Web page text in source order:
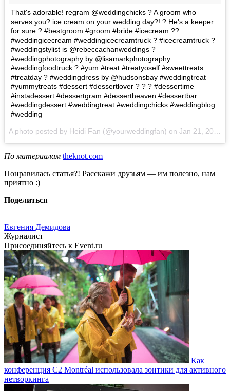
That's adorable! regram @weddingchicks ? A groom who
serves you? ice cream on your wedding day?! ? He's a keeper
for sure ? #bestgroom #groom #bride #icecream ??
#weddingicecream #weddingicecreamtruck ? #icecreamtruck ?
#weddingstylist is @rebeccachanweddings ?
#weddingphotography by @lisamarkphotography
#weddingfoodtruck ? #yum #treat #treatyoself #sweettreats
#treatday ? #weddingdress by @hudsonsbay #weddingtreat
#yummytreats #dessert #dessertlover ? ? ? #dessertime
#instadessert #dessertgram #dessertheaven #dessertbar
#weddingdessert #weddingtreat #weddingchicks #weddingblog
#wedding
A photo posted by Heidi Fan (@yourweddingfan) on Jan 21, 2016 at 9:35am PST
По материалам theknot.com
Понравилась статья?! Расскажи друзьям — им полезно, нам
приятно :)
Поделиться
Евгения Демидова
Журналист
Присоединяйтесь к Event.ru
Как
конференция C2 Montréal использовала зонтики для активного
нетворкинга